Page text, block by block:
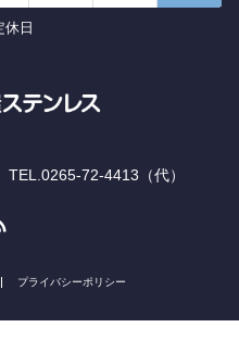
休日
72-4413（代）
プライバシーポリシー